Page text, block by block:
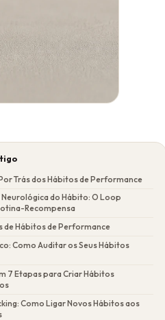
Trás dos Hábitos de Performance
do Hábito: O Loop
Recompensa
de Hábitos de Performance
Como Auditar os Seus Hábitos
7 Etapas para Criar Hábitos
Como Ligar Novos Hábitos aos